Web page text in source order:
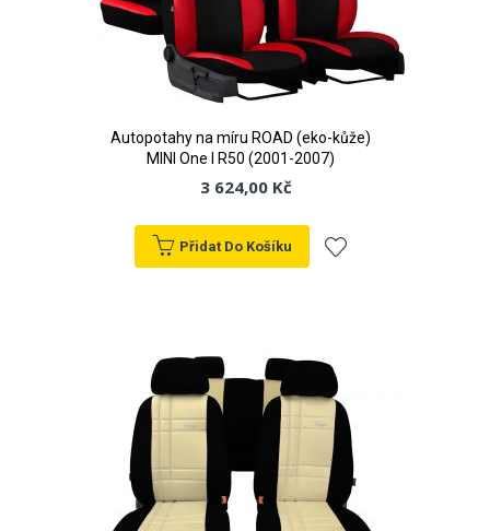
Autopotahy na míru ROAD (eko-kůže)
MINI One I R50 (2001-2007)
3 624,00 Kč
Přidat Do Košíku
oblíbeným